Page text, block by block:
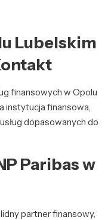
Lubelskim
finansowych w Opolu
instytucja finansowa,
dopasowanych do
Paribas w
partner finansowy,